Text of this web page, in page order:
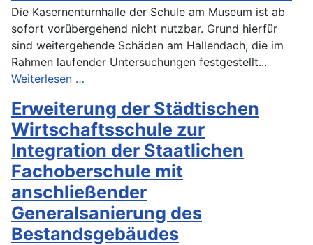
Die Kasernenturnhalle der Schule am Museum ist ab
sofort vorübergehend nicht nutzbar. Grund hierfür
sind weitergehende Schäden am Hallendach, die im
Rahmen laufender Untersuchungen festgestellt...
Weiterlesen …
Erweiterung der Städtischen
Wirtschaftsschule zur
Integration der Staatlichen
Fachoberschule mit
anschließender
Generalsanierung des
Bestandsgebäudes